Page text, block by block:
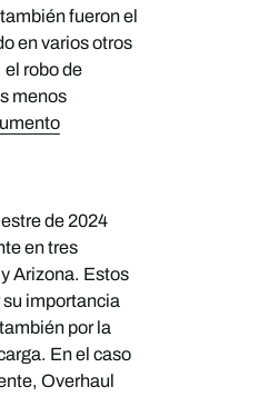
fueron el
en varios otros
robo de
menos
de 2024
en tres
Arizona. Estos
importancia
por la
En el caso
Overhaul